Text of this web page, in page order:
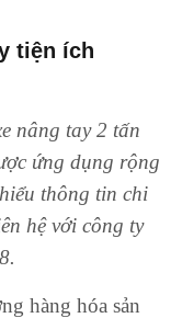
tiện ích
nâng tay 2 tấn
ứng dụng rộng
thông tin chi
hệ với công ty
hàng hóa sản